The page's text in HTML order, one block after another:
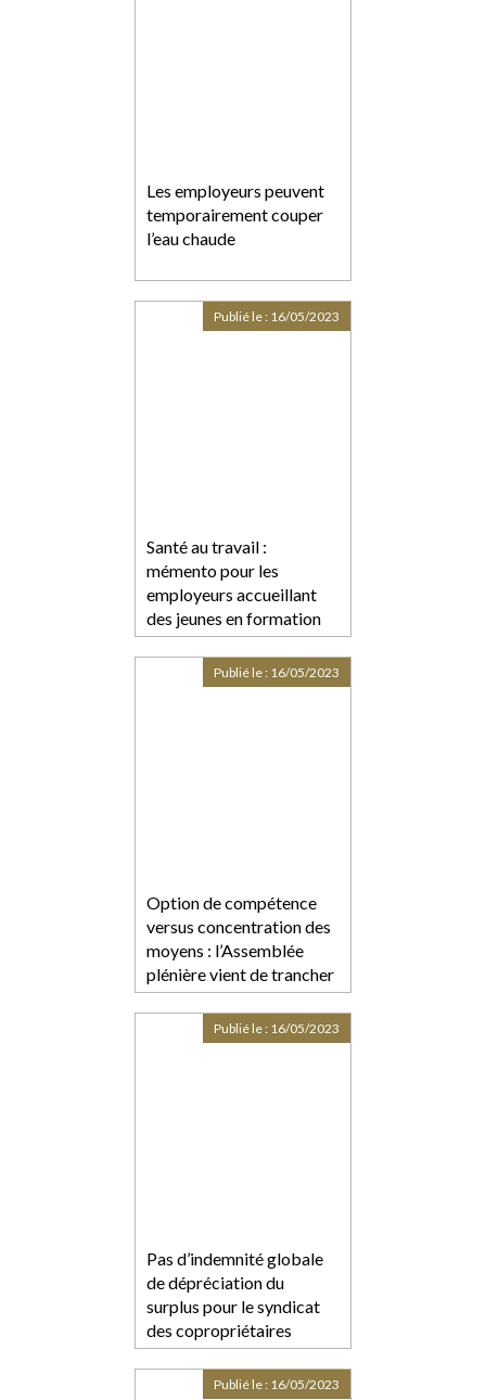
Les employeurs peuvent
temporairement couper
l’eau chaude
Santé au travail :
mémento pour les
employeurs accueillant
des jeunes en formation
professionnelle
Publié le : 16/05/2023
Option de compétence
versus concentration des
moyens : l’Assemblée
plénière vient de trancher
Publié le : 16/05/2023
Pas d’indemnité globale
de dépréciation du
surplus pour le syndicat
des copropriétaires
Publié le : 16/05/2023
Publié le : 16/05/2023